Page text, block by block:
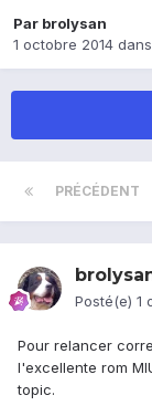
Par brolysan
1 octobre 2014 dans
PRÉCÉDENT
Posté(e) 1
Pour relancer
l'excellente rom
topic.